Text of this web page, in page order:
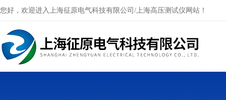
您好，欢迎进入上海征原电气科技有限公司/上海高压测试仪网站！